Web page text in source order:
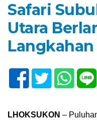
Safari
Utara
Langkahan
LHOKSUKON –